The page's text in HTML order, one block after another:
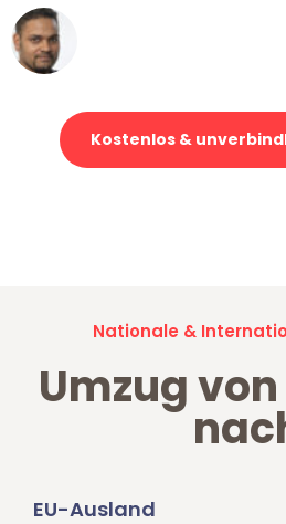
Kostenlos &
Nationale &
Umzug
EU-Ausland